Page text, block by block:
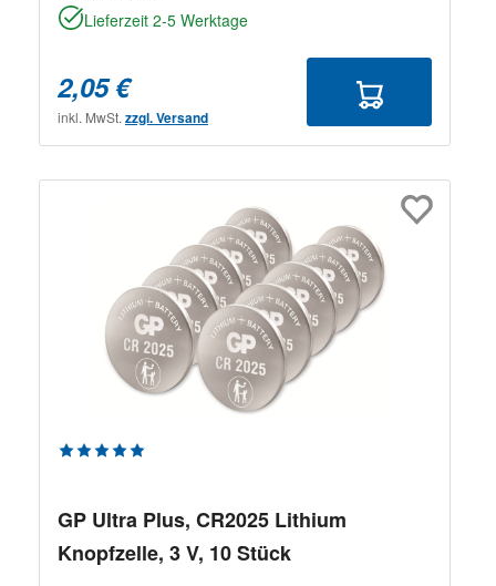
Lieferzeit 2-5 Werktage
2,05 €
inkl. MwSt. zzgl. Versand
Durchschnittliche Bewertung von 5 von 5 Sternen
GP Ultra Plus, CR2025 Lithium
Knopfzelle, 3 V, 10 Stück